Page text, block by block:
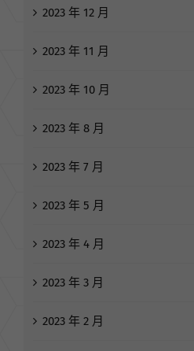
2023 年 12 月
2023 年 11 月
2023 年 10 月
2023 年 8 月
2023 年 7 月
2023 年 5 月
2023 年 4 月
2023 年 3 月
2023 年 2 月